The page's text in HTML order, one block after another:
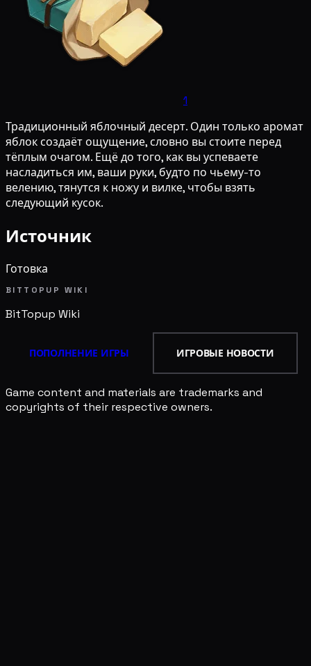
1
Традиционный яблочный десерт. Один только аромат
яблок создаёт ощущение, словно вы стоите перед
тёплым очагом. Ещё до того, как вы успеваете
насладиться им, ваши руки, будто по чьему-то
велению, тянутся к ножу и вилке, чтобы взять
следующий кусок.
Источник
Готовка
BITTOPUP WIKI
BitTopup Wiki
ПОПОЛНЕНИЕ ИГРЫ ИГРОВЫЕ НОВОСТИ
Game content and materials are trademarks and
copyrights of their respective owners.